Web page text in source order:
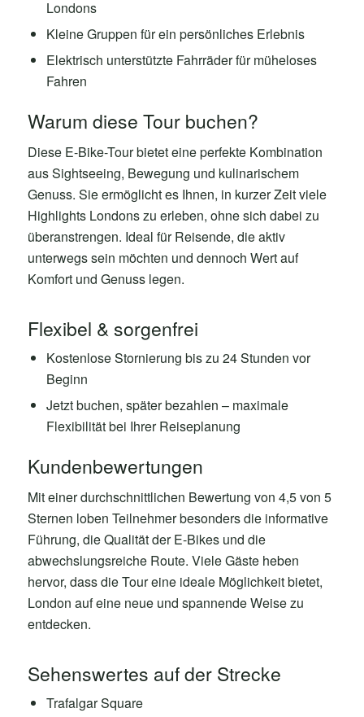
Londons
Kleine Gruppen für ein persönliches Erlebnis
Elektrisch unterstützte Fahrräder für müheloses
Fahren
Warum diese Tour buchen?
Diese E-Bike-Tour bietet eine perfekte Kombination
aus Sightseeing, Bewegung und kulinarischem
Genuss. Sie ermöglicht es Ihnen, in kurzer Zeit viele
Highlights Londons zu erleben, ohne sich dabei zu
überanstrengen. Ideal für Reisende, die aktiv
unterwegs sein möchten und dennoch Wert auf
Komfort und Genuss legen.
Flexibel & sorgenfrei
Kostenlose Stornierung bis zu 24 Stunden vor
Beginn
Jetzt buchen, später bezahlen – maximale
Flexibilität bei Ihrer Reiseplanung
Kundenbewertungen
Mit einer durchschnittlichen Bewertung von 4,5 von 5
Sternen loben Teilnehmer besonders die informative
Führung, die Qualität der E-Bikes und die
abwechslungsreiche Route. Viele Gäste heben
hervor, dass die Tour eine ideale Möglichkeit bietet,
London auf eine neue und spannende Weise zu
entdecken.
Sehenswertes auf der Strecke
Trafalgar Square